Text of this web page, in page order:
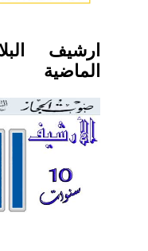
ارشيف
الماضية